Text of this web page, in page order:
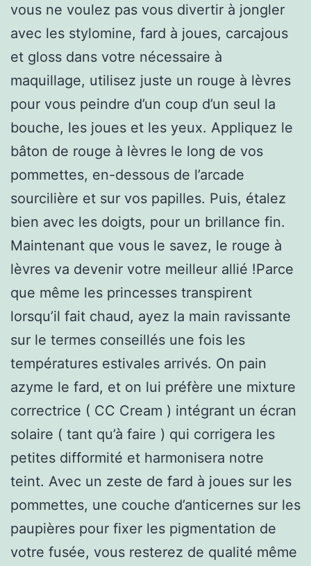
vous ne voulez pas vous divertir à jongler
avec les stylomine, fard à joues, carcajous
et gloss dans votre nécessaire à
maquillage, utilisez juste un rouge à lèvres
pour vous peindre d’un coup d’un seul la
bouche, les joues et les yeux. Appliquez le
bâton de rouge à lèvres le long de vos
pommettes, en-dessous de l’arcade
sourcilière et sur vos papilles. Puis, étalez
bien avec les doigts, pour un brillance fin.
Maintenant que vous le savez, le rouge à
lèvres va devenir votre meilleur allié !Parce
que même les princesses transpirent
lorsqu’il fait chaud, ayez la main ravissante
sur le termes conseillés une fois les
températures estivales arrivés. On pain
azyme le fard, et on lui préfère une mixture
correctrice ( CC Cream ) intégrant un écran
solaire ( tant qu’à faire ) qui corrigera les
petites difformité et harmonisera notre
teint. Avec un zeste de fard à joues sur les
pommettes, une couche d’anticernes sur les
paupières pour fixer les pigmentation de
votre fusée, vous resterez de qualité même